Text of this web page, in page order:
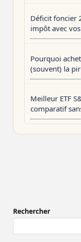
Déficit foncier
impôt avec
Pourquoi
(souvent) la
Meilleur ETF
comparatif
Rechercher